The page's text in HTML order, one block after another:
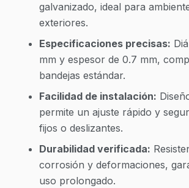
galvanizado, ideal para
exteriores.
Especificaciones precisas:
mm y espesor de 0.7 mm,
bandejas estándar.
Facilidad de instalación:
permite un ajuste rápido y
fijos o deslizantes.
Durabilidad verificada:
corrosión y deformaciones,
uso prolongado.